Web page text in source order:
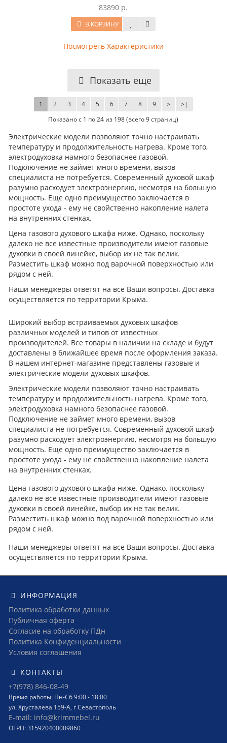
83890 р.
В КОРЗИНУ
Посмотреть Характеристики
Показать еще
1 2 3 4 5 6 7 8 9 > >|
Показано с 1 по 24 из 198 (всего 9 страниц)
Электрические модели позволяют точно настраивать
температуру и продолжительность нагрева. Кроме того,
электродуховка намного безопаснее газовой.
Подключение не займет много времени, вызов
специалиста не потребуется. Современный духовой шкаф
разумно расходует электроэнергию, несмотря на большую
мощность. Еще одно преимущество заключается в
простоте ухода - ему не свойственно накопление налета
на внутренних стенках.
Цена газового духового шкафа ниже. Однако, поскольку
далеко не все известные производители имеют газовые
духовки в своей линейке, выбор их не так велик.
Разместить шкаф можно под варочной поверхностью или
рядом с ней.
Наши менеджеры ответят на все Ваши вопросы. Доставка
осуществляется по территории Крыма.
Широкий выбор встраиваемых духовых шкафов
различных моделей и типов от известных
производителей. Все товары в наличии на складе и будут
доставлены в ближайшее время после оформления заказа.
В нашем интернет-магазине представлены газовые и
электрические модели духовых шкафов.
Электрические модели позволяют точно настраивать
температуру и продолжительность нагрева. Кроме того,
электродуховка намного безопаснее газовой.
Подключение не займет много времени, вызов
специалиста не потребуется. Современный духовой шкаф
разумно расходует электроэнергию, несмотря на большую
мощность. Еще одно преимущество заключается в
простоте ухода - ему не свойственно накопление налета
на внутренних стенках.
Цена газового духового шкафа ниже. Однако, поскольку
далеко не все известные производители имеют газовые
духовки в своей линейке, выбор их не так велик.
Разместить шкаф можно под варочной поверхностью или
рядом с ней.
Наши менеджеры ответят на все Ваши вопросы. Доставка
осуществляется по территории Крыма.
ИНФОРМАЦИЯ
Политика обработки данных
Публичная оферта
Согласие на обработку ПДн
Политика Конфиденциальности
Условия соглашения
КОНТАКТЫ
+7(978) 846-08-49
Время работы: Пн-Сб 9:00 - 18:00
ул. Хрусталева 159-А, г Севастополь
E-mail: info@krimmebel.ru
ОГРН: 315920400009860